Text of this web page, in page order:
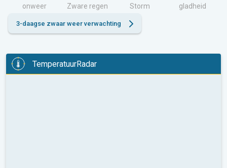
onweer Zware regen Storm gladheid
3-daagse zwaar weer verwachting
TemperatuurRadar